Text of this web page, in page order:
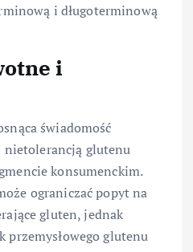
i długoterminową
i
świadomość
nietolerancją glutenu
konsumenckim.
ograniczać popyt na
gluten, jednak
przemysłowego glutenu